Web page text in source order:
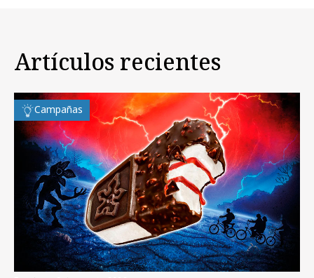
Artículos recientes
Campañas